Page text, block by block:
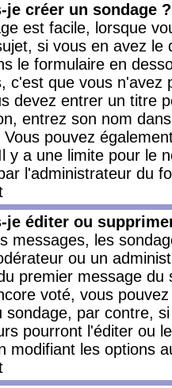
je créer un sondage ?
est facile, lorsque
si vous en avez
le formulaire en
c'est que vous
devez entrer un titre
entrez son nom
Vous pouvez
y a une limite pour le
l'administrateur du
je éditer ou
messages, les
ou un
premier message
voté, vous
sondage, par contre,
pourront l'éditer ou
modifiant les options